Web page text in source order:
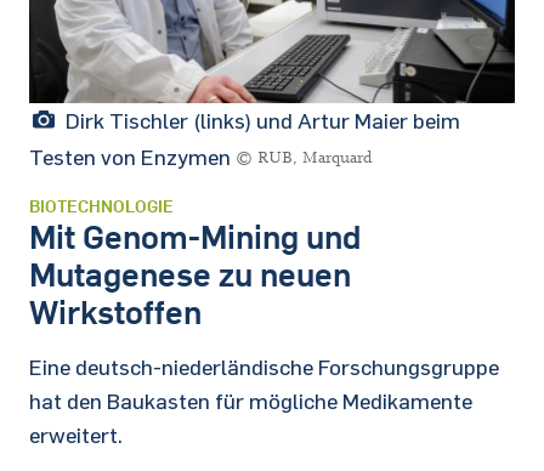
Dirk Tischler (links) und Artur Maier beim
Testen von Enzymen © RUB, Marquard
BIOTECHNOLOGIE
Mit Genom-Mining und
Mutagenese zu neuen
Wirkstoffen
Eine deutsch-niederländische Forschungsgruppe
hat den Baukasten für mögliche Medikamente
erweitert.